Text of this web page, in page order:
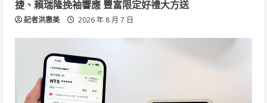
捷、賴瑞隆挽袖響應 豐富限定好禮大方送
記者洪惠美 2026 年 8 月 7 日